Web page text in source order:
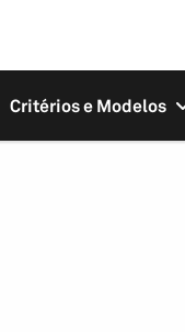
Critérios e Modelos